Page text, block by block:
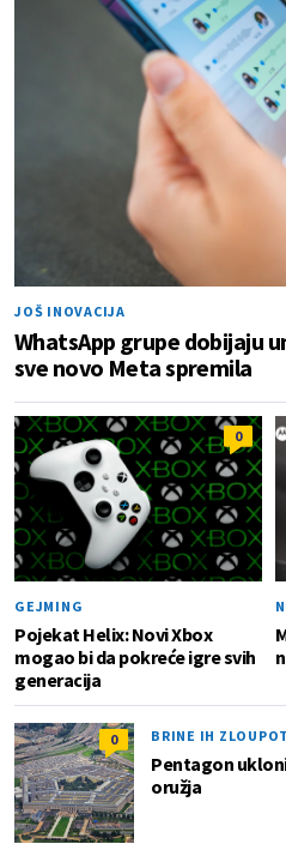
JOŠ INOVACIJA
WhatsApp grupe dobijaju
sve novo Meta spremila
0
GEJMING
Pojekat Helix: Novi Xbox
mogao bi da pokreće igre svih
generacija
0 BRINE IH
Pentagon
oružja